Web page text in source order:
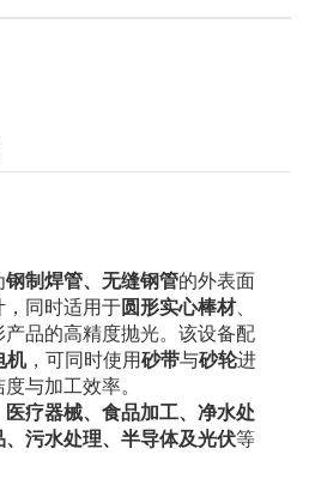
钢制焊管、无缝钢管的外表面
同时适用于圆形实心棒材、
品的高精度抛光。该设备配
机，可同时使用砂带与砂轮进
与加工效率。
医疗器械、食品加工、净水处
污水处理、半导体及光伏等